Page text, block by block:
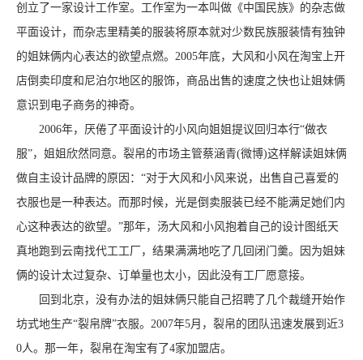
创立了一家设计工作室。工作室为一本叫做《中国民族》的杂志做
平面设计，而杂志里精美的服装将原本就对少数民族服装情有独钟
的姐妹俩内心表达的欲望点燃。2005年底，大风和小风在淘宝上开
店倒卖印度和尼泊尔地区的服饰，商品出售的速度之快也让姐妹俩
意识到电子商务的神奇。
2006年，厌倦了平面设计的小风向姐姐提议回归本行“做衣
服”，姐姐欣然同意。裂帛的市场主管蔡涵青(微博)这样解读姐妹俩
做自主设计品牌的原因：“对于大风和小风来说，出售自己喜爱的
衣服也是一种表达。而那时候，光是倒卖服装已经不能满足她们内
心这种表达的欲望。”那年，汤大风和小风抱着自己的设计图纸天
真地跑到云南找代工工厂，结果满满地吃了几回闭门羹。因为姐妹
俩的设计太过复杂、订单量也太小，因此没有工厂愿意接。
回到北京，没有办法的姐妹俩只能自己招聘了几个裁缝开始作
坊式地生产“裂帛牌”衣服。2007年5月，裂帛的团队迅速发展到近3
0人。那一年，裂帛在淘宝有了4家加盟店。